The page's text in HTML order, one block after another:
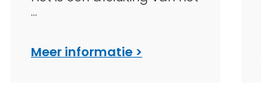
...
Meer informatie